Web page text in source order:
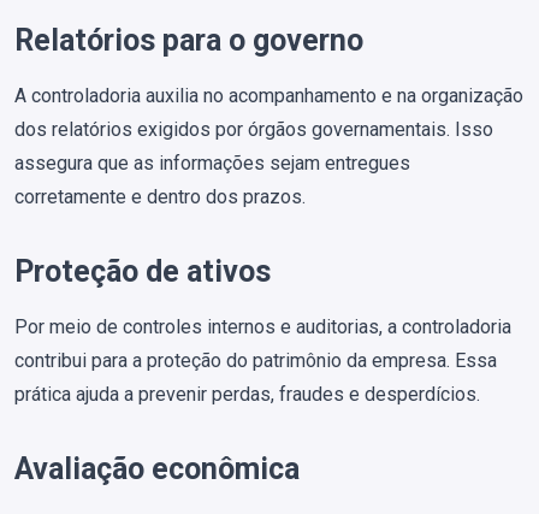
Relatórios para o governo
A controladoria auxilia no acompanhamento e na organização
dos relatórios exigidos por órgãos governamentais. Isso
assegura que as informações sejam entregues
corretamente e dentro dos prazos.
Proteção de ativos
Por meio de controles internos e auditorias, a controladoria
contribui para a proteção do patrimônio da empresa. Essa
prática ajuda a prevenir perdas, fraudes e desperdícios.
Avaliação econômica